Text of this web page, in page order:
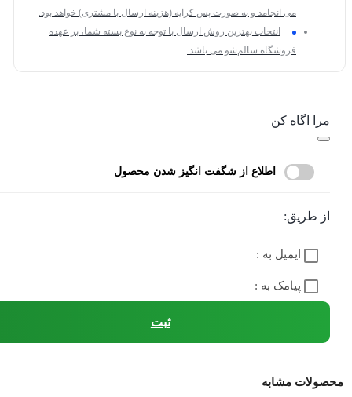
می انجامد و به صورت پس کرایه (هزینه ارسال با مشتری) خواهد بود.
انتخاب بهترین روش ارسال با توجه به نوع بسته شما، بر عهده
فروشگاه سالم‌شو می باشد.
مرا اگاه کن
اطلاع از شگفت انگیز شدن محصول
از طریق:
ایمیل به :
پیامک به :
ثبت
محصولات مشابه